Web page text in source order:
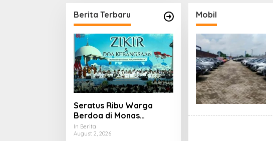
Berita Terbaru
Seratus Ribu Warga
Berdoa di Monas
Menjelang Hari
Kemerdekaan
In Berita
August 2, 2026
Mobil